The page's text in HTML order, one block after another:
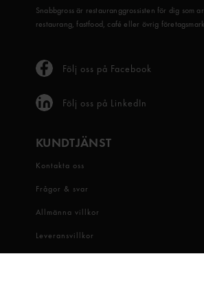
Snabbgross är restauranggrossisten för dig som
restaurang, fastfood, café eller övrig
Följ oss på Facebook
Följ oss på LinkedIn
KUNDTJÄNST
Kontakta oss
Frågor & svar
Allmänna villkor
Leveransvillkor